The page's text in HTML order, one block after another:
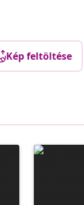
Kép feltöltése